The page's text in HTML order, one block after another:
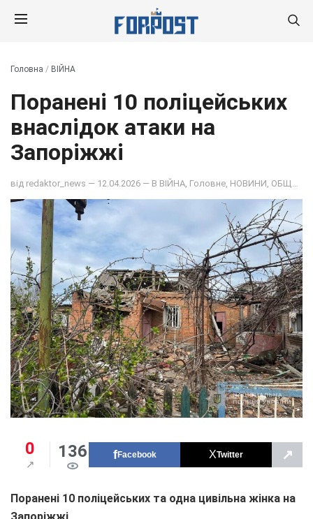
Головна / ВІЙНА
Поранені 10 поліцейських
внаслідок атаки на
Запоріжжі
від redaktor_news — 12.04.2026 — В ВІЙНА Головне НОВИНИ ОБЩЕСТВО
0 136 Facebook Twitter ↗
Поранені 10 поліцейських та одна цивільна жінка на